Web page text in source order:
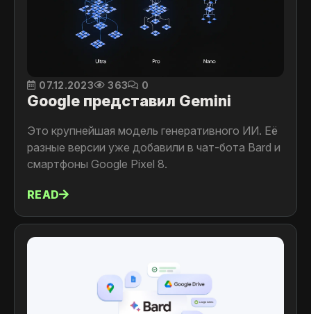
07.12.2023 363 0
Google представил Gemini
Это крупнейшая модель генеративного ИИ. Её
разные версии уже добавили в чат-бота Bard и
смартфоны Google Pixel 8.
READ